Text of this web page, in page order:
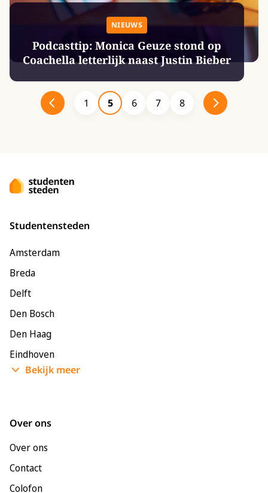
NIEUWS
Podcasttip: Monica Geuze stond op
Coachella letterlijk naast Justin Bieber
1 5 6 7 8
Studentensteden
Amsterdam
Breda
Delft
Den Bosch
Den Haag
Eindhoven
Enschede
Maastricht
Nijmegen
Bekijk meer
Over ons
Over ons
Contact
Colofon